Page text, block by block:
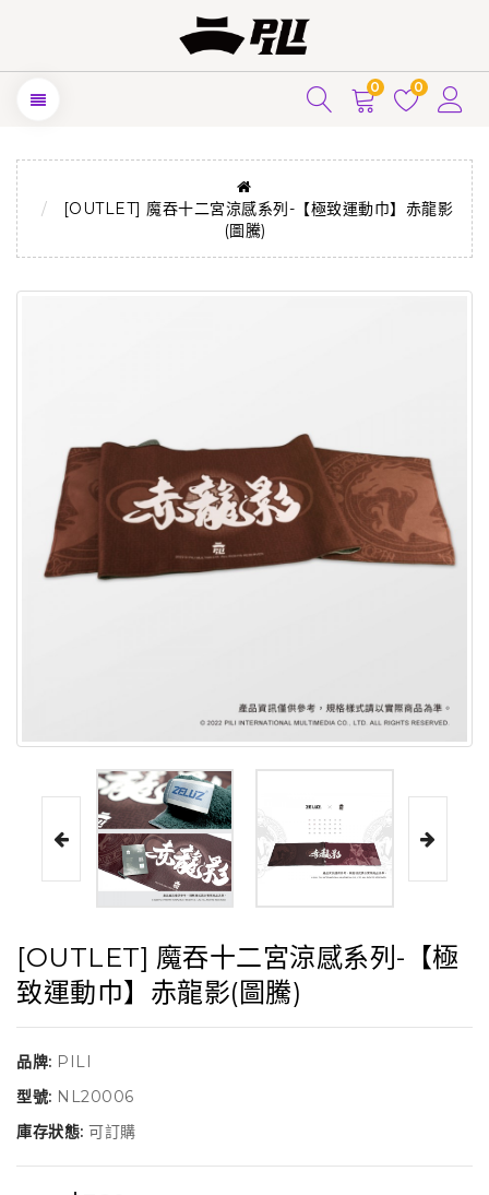
0 0
[OUTLET] 魔吞十二宮涼感系列-【極致運動巾】赤龍影
(圖騰)
[OUTLET] 魔吞十二宮涼感系列-【極
致運動巾】赤龍影(圖騰)
品牌: PILI
型號: NL20006
庫存狀態: 可訂購